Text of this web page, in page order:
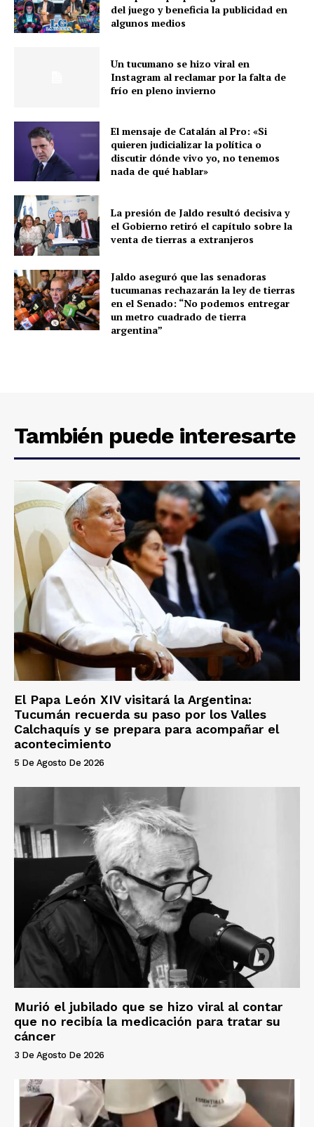
del juego y beneficia la publicidad en
algunos medios
Un tucumano se hizo viral en
Instagram al reclamar por la falta de
frío en pleno invierno
El mensaje de Catalán al Pro: «Si
quieren judicializar la política o
discutir dónde vivo yo, no tenemos
nada de qué hablar»
La presión de Jaldo resultó decisiva y
el Gobierno retiró el capítulo sobre la
venta de tierras a extranjeros
Jaldo aseguró que las senadoras
tucumanas rechazarán la ley de tierras
en el Senado: “No podemos entregar
un metro cuadrado de tierra
argentina”
También puede interesarte
El Papa León XIV visitará la Argentina:
Tucumán recuerda su paso por los Valles
Calchaquís y se prepara para acompañar el
acontecimiento
5 De Agosto De 2026
Murió el jubilado que se hizo viral al contar
que no recibía la medicación para tratar su
cáncer
3 De Agosto De 2026